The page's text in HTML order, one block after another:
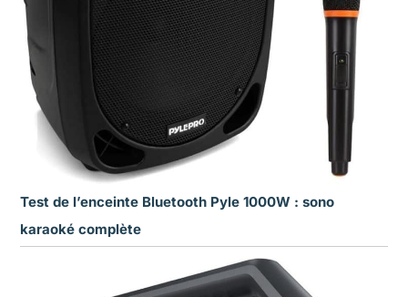
Test de l’enceinte Bluetooth Pyle 1000W : sono
karaoké complète